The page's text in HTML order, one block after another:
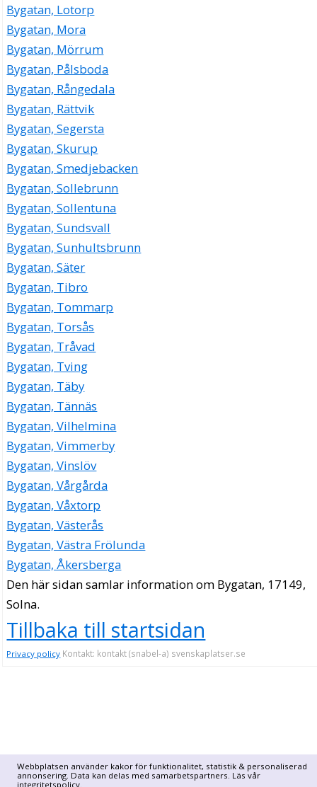
Webbplatsen använder kakor för funktionalitet, statistik & personaliserad
annonsering. Data kan delas med samarbetspartners. Läs vår
integritetspolicy.
Huvudsta Renoveringar AB
Marek Zurawski
Bygatan 31 3 Tr, 17149 Solna
Rikard Tengvall
Bygatan 31 Lgh 1101, 17149 Solna
Skydd Mot Olyckor - Stockholm
Jesper Ingemar Lindström
Bygatan 31 Lgh 1203, 17149 Solna
Polmark
Marek Zurawski
08-837674
Bygatan 31 Lgh 1301, 17149 Solna
Badmintonshopen i Kalmar
Brian Kaupang
0480-25388
Fastim AB
Klas Ola Mattias Palm
Bygatan 33 6tr, 17149 Solna
Akupunkturkliniken S. Furberg AB
Susanne Furberg Hardell
08-7304947
Bygatan 33 Nb, 17149 Solna
Kollage ZRS HB
Bygatan 35, 17149 Solna
RTFM Solutions KB
08-859325
Bygatan 35, 17149 Solna
LS Firesafety AB
Lars Rune Sönnergren
Andersson, Ingrid
Hjördis Höglund
060-122241
Bygatan, Lotorp
Bygatan, Mora
Bygatan, Mörrum
Bygatan, Pålsboda
Bygatan, Rångedala
Bygatan, Rättvik
Bygatan, Segersta
Bygatan, Skurup
Bygatan, Smedjebacken
Bygatan, Sollebrunn
Bygatan, Sollentuna
Bygatan, Sundsvall
Bygatan, Sunhultsbrunn
Bygatan, Säter
Bygatan, Tibro
Bygatan, Tommarp
Bygatan, Torsås
Bygatan, Tråvad
Bygatan, Tving
Bygatan, Täby
Bygatan, Tännäs
Bygatan, Vilhelmina
Bygatan, Vimmerby
Bygatan, Vinslöv
Bygatan, Vårgårda
Bygatan, Våxtorp
Bygatan, Västerås
Bygatan, Västra Frölunda
Bygatan, Åkersberga
Den här sidan samlar information om Bygatan, 17149,
Solna.
Tillbaka till startsidan
Privacy policy Kontakt: kontakt (snabel-a) svenskaplatser.se